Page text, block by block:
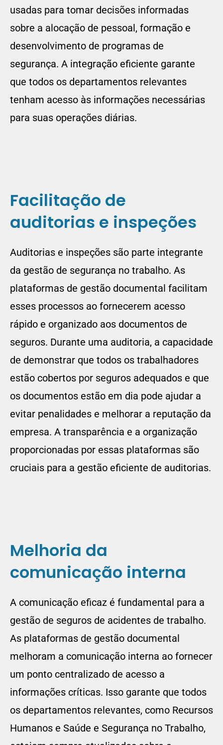
usadas para tomar decisões informadas
sobre a alocação de pessoal, formação e
desenvolvimento de programas de
segurança. A integração eficiente garante
que todos os departamentos relevantes
tenham acesso às informações necessárias
para suas operações diárias.
Facilitação de
auditorias e inspeções
Auditorias e inspeções são parte integrante
da gestão de segurança no trabalho. As
plataformas de gestão documental facilitam
esses processos ao fornecerem acesso
rápido e organizado aos documentos de
seguros. Durante uma auditoria, a capacidade
de demonstrar que todos os trabalhadores
estão cobertos por seguros adequados e que
os documentos estão em dia pode ajudar a
evitar penalidades e melhorar a reputação da
empresa. A transparência e a organização
proporcionadas por essas plataformas são
cruciais para a gestão eficiente de auditorias.
Melhoria da
comunicação interna
A comunicação eficaz é fundamental para a
gestão de seguros de acidentes de trabalho.
As plataformas de gestão documental
melhoram a comunicação interna ao fornecer
um ponto centralizado de acesso a
informações críticas. Isso garante que todos
os departamentos relevantes, como Recursos
Humanos e Saúde e Segurança no Trabalho,